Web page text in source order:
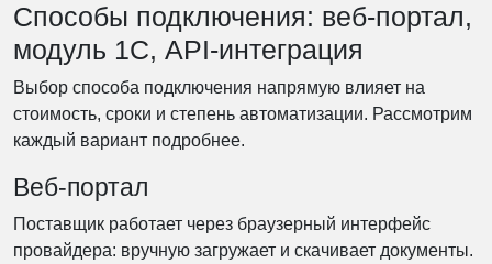
Способы подключения: веб-портал,
модуль 1С, API-интеграция
Выбор способа подключения напрямую влияет на
стоимость, сроки и степень автоматизации. Рассмотрим
каждый вариант подробнее.
Веб-портал
Поставщик работает через браузерный интерфейс
провайдера: вручную загружает и скачивает документы.